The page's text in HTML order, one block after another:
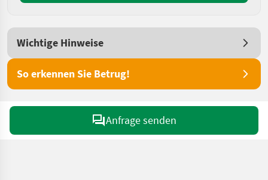
Wichtige Hinweise
So erkennen Sie Betrug!
Anfrage senden